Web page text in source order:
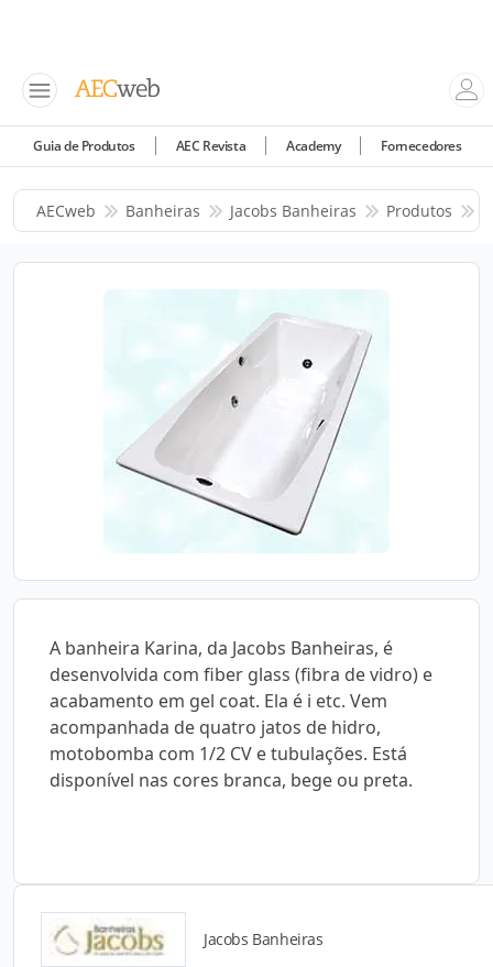
Guia de Produtos AEC Revista Academy Fornecedores
AECweb Banheiras Jacobs Banheiras Produtos
A banheira Karina, da Jacobs Banheiras, é
desenvolvida com fiber glass (fibra de vidro) e
acabamento em gel coat. Ela é i etc. Vem
acompanhada de quatro jatos de hidro,
motobomba com 1/2 CV e tubulações. Está
disponível nas cores branca, bege ou preta.
Jacobs Banheiras
Catálogos para Download